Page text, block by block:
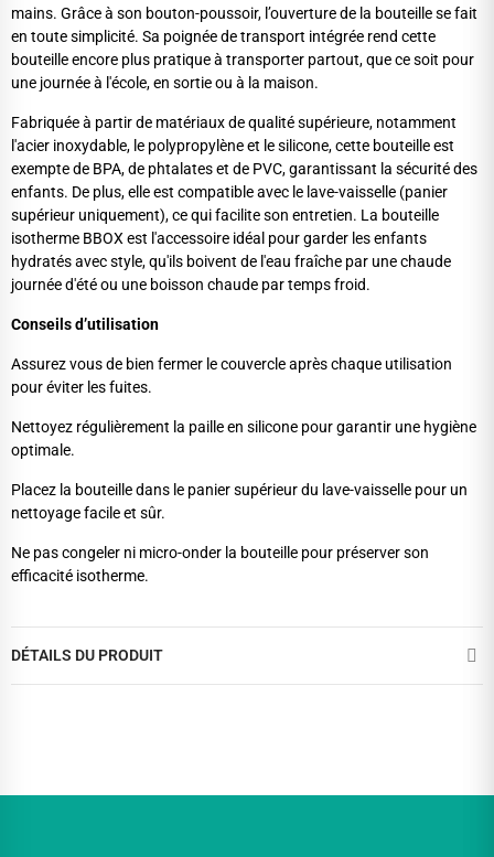
mains. Grâce à son bouton-poussoir, l’ouverture de la bouteille se fait
en toute simplicité. Sa poignée de transport intégrée rend cette
bouteille encore plus pratique à transporter partout, que ce soit pour
une journée à l'école, en sortie ou à la maison.
Fabriquée à partir de matériaux de qualité supérieure, notamment
l'acier inoxydable, le polypropylène et le silicone, cette bouteille est
exempte de BPA, de phtalates et de PVC, garantissant la sécurité des
enfants. De plus, elle est compatible avec le lave-vaisselle (panier
supérieur uniquement), ce qui facilite son entretien. La bouteille
isotherme BBOX est l'accessoire idéal pour garder les enfants
hydratés avec style, qu'ils boivent de l'eau fraîche par une chaude
journée d'été ou une boisson chaude par temps froid.
Conseils d’utilisation
Assurez vous de bien fermer le couvercle après chaque utilisation
pour éviter les fuites.
Nettoyez régulièrement la paille en silicone pour garantir une hygiène
optimale.
Placez la bouteille dans le panier supérieur du lave-vaisselle pour un
nettoyage facile et sûr.
Ne pas congeler ni micro-onder la bouteille pour préserver son
efficacité isotherme.
DÉTAILS DU PRODUIT